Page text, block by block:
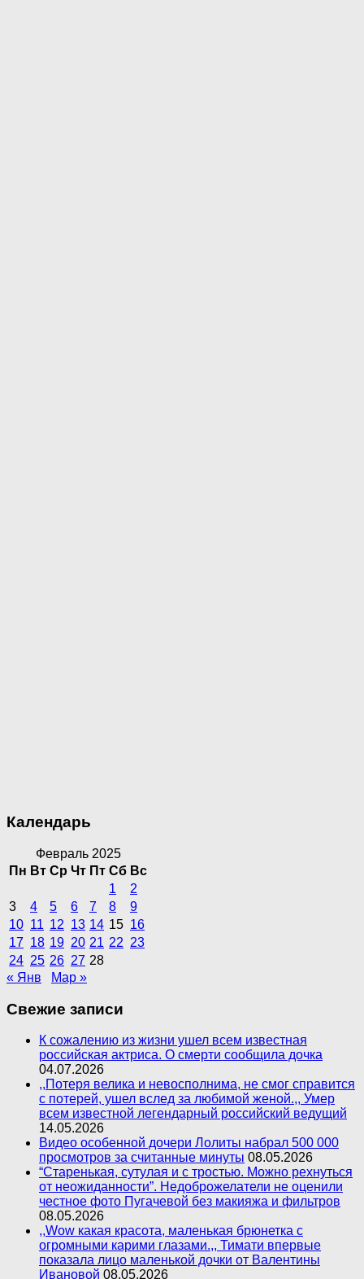
Календарь
Февраль 2025
Пн Вт Ср Чт Пт Сб Вс
1
2
3
4 5 6 7 8
9
10 11 12 13 14 15 16
17 18 19 20 21 22 23
24 25 26 27 28
« Янв
Мар »
Свежие записи
К сожалению из жизни ушел всем известная
российская актриса. О смерти сообщила дочка
04.07.2026
,,Потеря велика и невосполнима, не смог справится
с потерей, ушел вслед за любимой женой.,, Умер
всем известной легендарный российский ведущий
14.05.2026
Видео особенной дочери Лолиты набрал 500 000
просмотров за считанные минуты 08.05.2026
“Старенькая, сутулая и с тростью. Можно рехнуться
от неожиданности”. Недоброжелатели не оценили
честное фото Пугачевой без макияжа и фильтров
08.05.2026
,,Wow какая красота, маленькая брюнетка с
огромными карими глазами.,, Тимати впервые
показала лицо маленькой дочки от Валентины
Ивановой 08.05.2026